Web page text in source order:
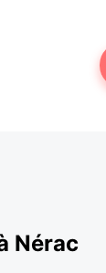
Nérac